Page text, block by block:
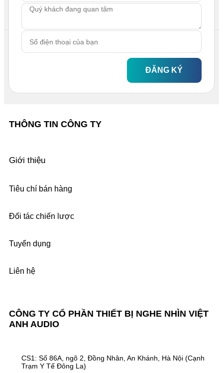
ĐĂNG KÝ
CÔNG TY CỔ PHẦN THIẾT BỊ NGHE NHÌN VIỆT
ANH AUDIO
CS1: Số 86A, ngõ 2, Đồng Nhân, An Khánh, Hà Nội (Cạnh
Trạm Y Tế Đông La)
THÔNG TIN CÔNG TY
Giới thiệu
Tiêu chí bán hàng
Đối tác chiến lược
Tuyển dụng
Liên hệ